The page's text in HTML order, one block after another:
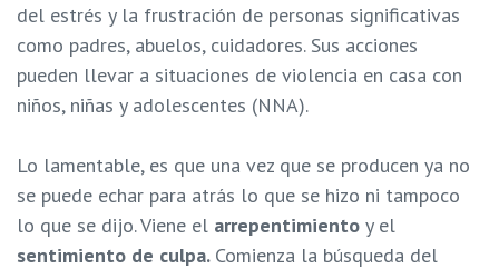
del estrés y la frustración de personas significativas
como padres, abuelos, cuidadores. Sus acciones
pueden llevar a situaciones de violencia en casa con
niños, niñas y adolescentes (NNA).
Lo lamentable, es que una vez que se producen ya no
se puede echar para atrás lo que se hizo ni tampoco
lo que se dijo. Viene el arrepentimiento y el
sentimiento de culpa. Comienza la búsqueda del